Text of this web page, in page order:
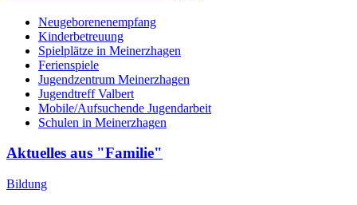
Neugeborenenempfang
Kinderbetreuung
Spielplätze in Meinerzhagen
Ferienspiele
Jugendzentrum Meinerzhagen
Jugendtreff Valbert
Mobile/Aufsuchende Jugendarbeit
Schulen in Meinerzhagen
Aktuelles aus "Familie"
Bildung